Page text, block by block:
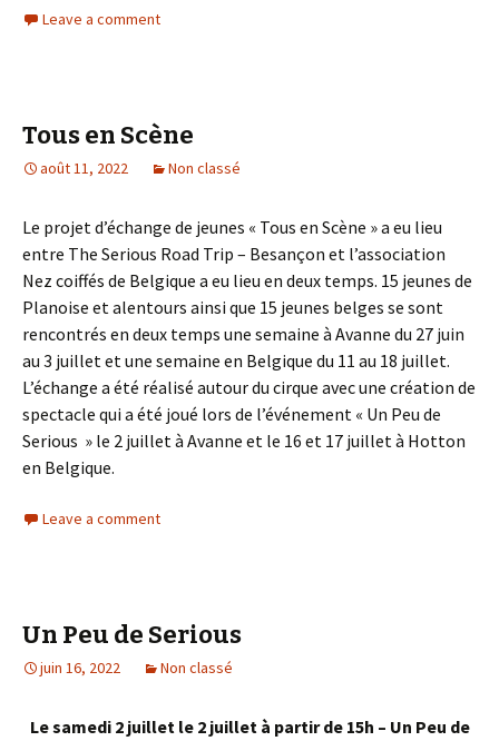
Leave a comment
Tous en Scène
août 11, 2022 Non classé
Le projet d’échange de jeunes « Tous en Scène » a eu lieu
entre The Serious Road Trip – Besançon et l’association
Nez coiffés de Belgique a eu lieu en deux temps. 15 jeunes de
Planoise et alentours ainsi que 15 jeunes belges se sont
rencontrés en deux temps une semaine à Avanne du 27 juin
au 3 juillet et une semaine en Belgique du 11 au 18 juillet.
L’échange a été réalisé autour du cirque avec une création de
spectacle qui a été joué lors de l’événement « Un Peu de
Serious » le 2 juillet à Avanne et le 16 et 17 juillet à Hotton
en Belgique.
Leave a comment
Un Peu de Serious
juin 16, 2022 Non classé
Le samedi 2 juillet le 2 juillet à partir de 15h – Un Peu de